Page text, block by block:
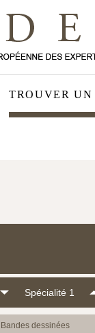
TROUVER UN
Spécialité 1
Bandes dessinées